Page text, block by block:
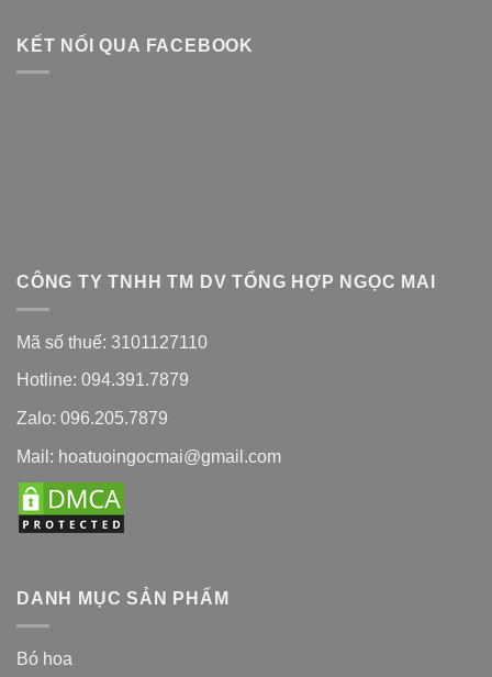
KẾT NỐI QUA FACEBOOK
CÔNG TY TNHH TM DV TỔNG HỢP NGỌC MAI
Mã số thuế: 3101127110
Hotline: 094.391.7879
Zalo: 096.205.7879
Mail: hoatuoingocmai@gmail.com
DANH MỤC SẢN PHẨM
Bó hoa